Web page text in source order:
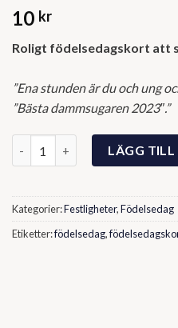
10 kr
Roligt födelsedagskort att
”Ena stunden är du och ung
”Bästa dammsugaren 2023″.”
Födelsedagskort - "EnaLÄGG TILL
Kategorier:Festligheter,Födelsedag
Etiketter:födelsedag,